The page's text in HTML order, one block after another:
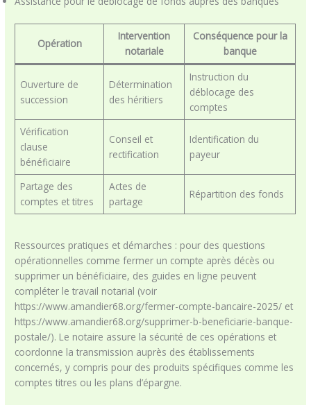
Opération
Intervention
notariale
Conséquence pour la
banque
Ouverture de
succession
Détermination
des héritiers
Instruction du
déblocage des
comptes
Vérification
clause
bénéficiaire
Conseil et
rectification
Identification du
payeur
Partage des
comptes et titres
Actes de
partage
Répartition des fonds
Ressources pratiques et démarches : pour des questions
opérationnelles comme fermer un compte après décès ou
supprimer un bénéficiaire, des guides en ligne peuvent
compléter le travail notarial (voir
https://www.amandier68.org/fermer-compte-bancaire-2025/ et
https://www.amandier68.org/supprimer-b-beneficiarie-banque-
postale/). Le notaire assure la sécurité de ces opérations et
coordonne la transmission auprès des établissements
concernés, y compris pour des produits spécifiques comme les
comptes titres ou les plans d’épargne.